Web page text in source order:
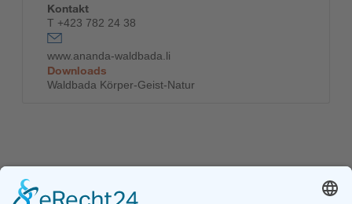
Kontakt
T +423 782 24 38
www.ananda-waldbada.li
Downloads
Waldbada Körper-Geist-Natur
Programm Erasmus+